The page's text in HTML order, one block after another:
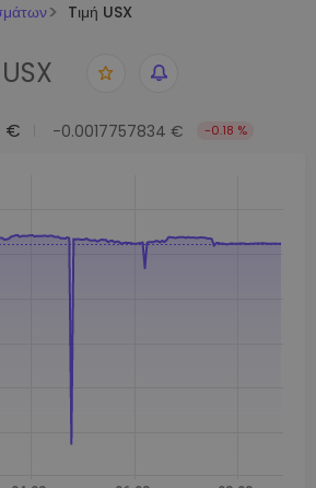
Tιμή USX
USX
€ -0.0017757834 € -0.18 %